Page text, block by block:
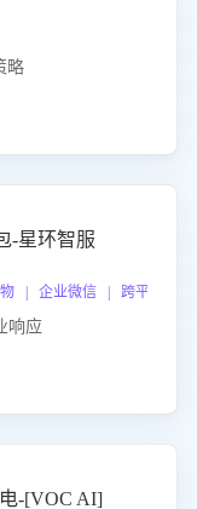
略
-星环智服
| 企业微信 | 跨平台
响应
-[VOC AI]